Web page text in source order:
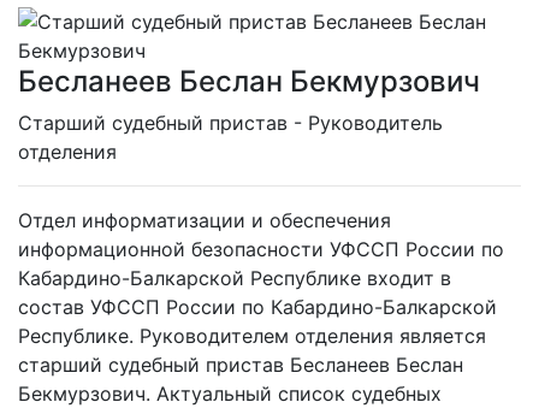
Бесланеев Беслан Бекмурзович
Cтарший судебный пристав - Руководитель
отделения
Отдел информатизации и обеспечения
информационной безопасности УФССП России по
Кабардино-Балкарской Республике входит в
состав УФССП России по Кабардино-Балкарской
Республике. Руководителем отделения является
старший судебный пристав Бесланеев Беслан
Бекмурзович. Актуальный список судебных